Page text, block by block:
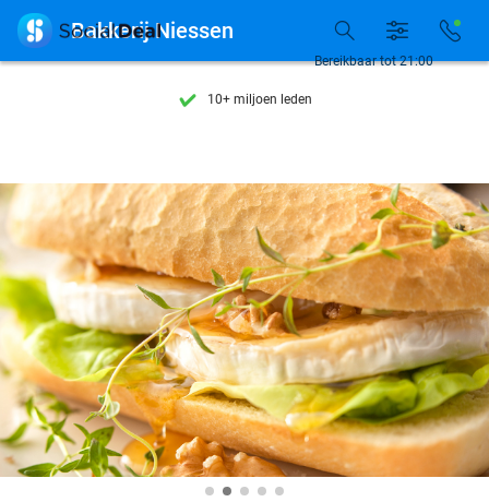
7 dagen per week beschikbaar
10+ miljoen leden
7 dagen per week beschikbaar
10+ miljoen leden
Bereikbaar tot 21:00
 Bakkerij Niessen